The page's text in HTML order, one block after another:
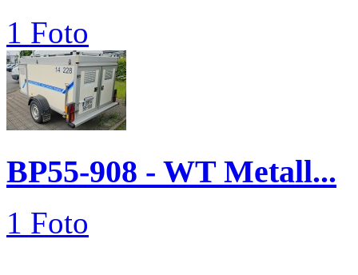
1 Foto
BP55-908 - WT Metall...
1 Foto